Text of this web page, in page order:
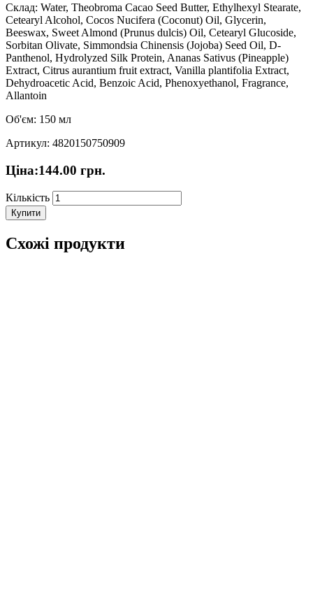
Склад: Water, Theobroma Cacao Seed Butter, Ethylhexyl Stearate,
Cetearyl Alcohol, Cocos Nucifera (Coconut) Oil, Glycerin,
Beeswax, Sweet Almond (Prunus dulcis) Oil, Cetearyl Glucoside,
Sorbitan Olivate, Simmondsia Chinensis (Jojoba) Seed Oil, D-
Panthenol, Hydrolyzed Silk Protein, Ananas Sativus (Pineapple)
Extract, Citrus aurantium fruit extract, Vanilla plantifolia Extract,
Dehydroacetic Acid, Benzoic Acid, Phenoxyethanol, Fragrance,
Allantoin
Об'єм: 150 мл
Артикул: 4820150750909
Ціна:144.00 грн.
Кількість
Купити
Схожі продукти